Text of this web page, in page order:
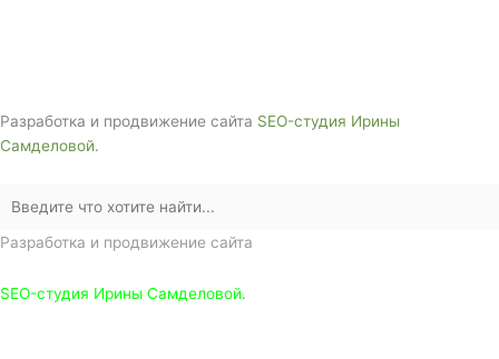
Разработка и продвижение сайта SEO-студия Ирины
Самделовой.
Разработка и продвижение сайта
SEO-студия Ирины Самделовой.